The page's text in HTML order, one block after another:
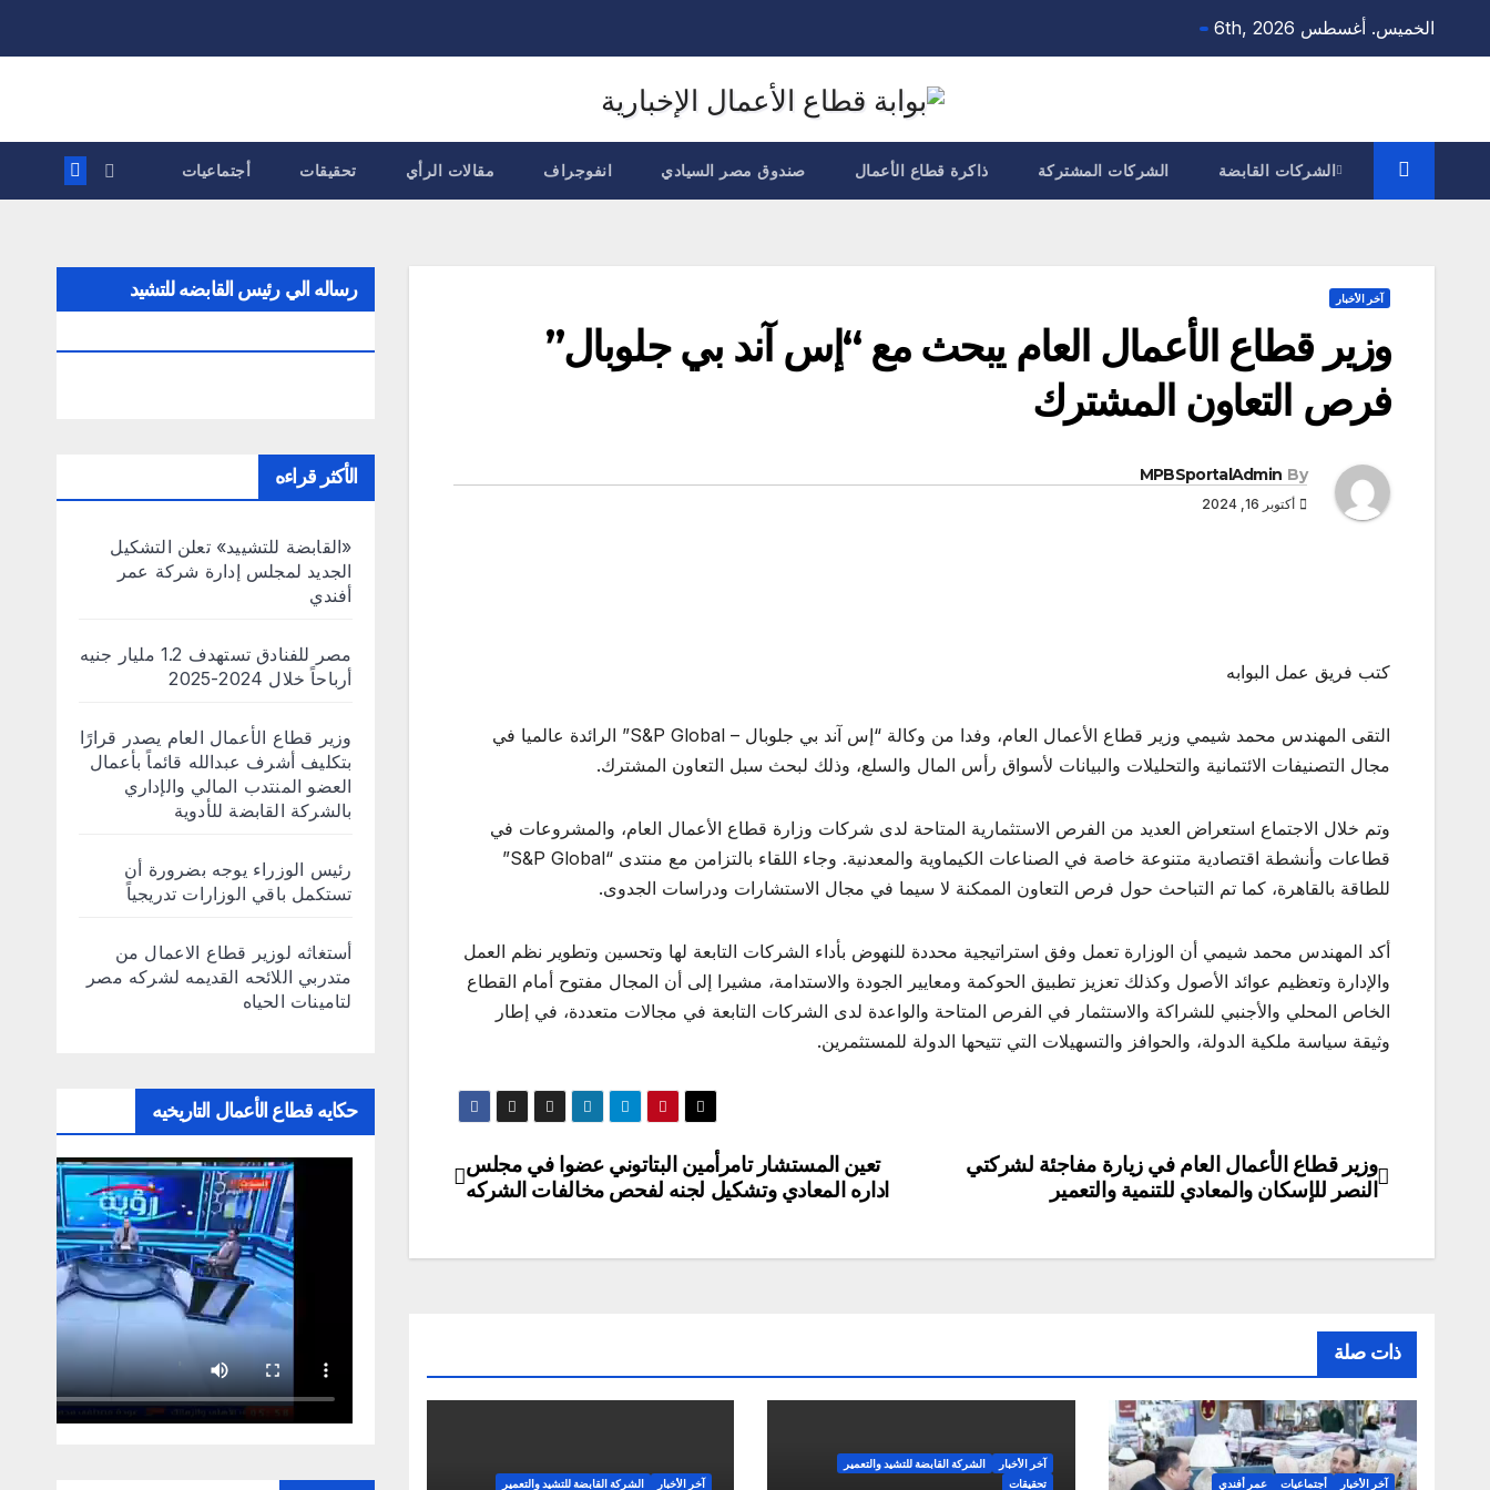
الخميس. أغسطس 6th, 2026
الشركات القابضة الشركات المشتركة ذاكرة قطاع الأعمال صندوق مصر السيادي انفوجراف مقالات الرأي تحقيقات أجتماعيات
آخر الأخبار
وزير قطاع الأعمال العام يبحث مع “إس آند بي جلوبال”
فرص التعاون المشترك
By
MPBSportalAdmin
أكتوبر 16, 2024
كتب فريق عمل البوابه
التقى المهندس محمد شيمي وزير قطاع الأعمال العام، وفدا من وكالة “إس آند بي جلوبال – S&P Global” الرائدة عالميا في
مجال التصنيفات الائتمانية والتحليلات والبيانات لأسواق رأس المال والسلع، وذلك لبحث سبل التعاون المشترك.
وتم خلال الاجتماع استعراض العديد من الفرص الاستثمارية المتاحة لدى شركات وزارة قطاع الأعمال العام، والمشروعات في
قطاعات وأنشطة اقتصادية متنوعة خاصة في الصناعات الكيماوية والمعدنية. وجاء اللقاء بالتزامن مع منتدى “S&P Global”
للطاقة بالقاهرة، كما تم التباحث حول فرص التعاون الممكنة لا سيما في مجال الاستشارات ودراسات الجدوى.
أكد المهندس محمد شيمي أن الوزارة تعمل وفق استراتيجية محددة للنهوض بأداء الشركات التابعة لها وتحسين وتطوير نظم العمل
والإدارة وتعظيم عوائد الأصول وكذلك تعزيز تطبيق الحوكمة ومعايير الجودة والاستدامة، مشيرا إلى أن المجال مفتوح أمام القطاع
الخاص المحلي والأجنبي للشراكة والاستثمار في الفرص المتاحة والواعدة لدى الشركات التابعة في مجالات متعددة، في إطار
وثيقة سياسة ملكية الدولة، والحوافز والتسهيلات التي تتيحها الدولة للمستثمرين.
تصفّح
تعين المستشار تامرأمين البتاتوني عضوا في مجلس
اداره المعادي وتشكيل لجنه لفحص مخالفات الشركه
وزير قطاع الأعمال العام في زيارة مفاجئة لشركتي
النصر للإسكان والمعادي للتنمية والتعمير
ذات صلة
آخر الأخبار أجتماعيات عمر أفندي
آخر الأخبار
الشركة القابضة للتشيد والتعمير
تحقيقات
آخر الأخبار الشركة القابضة للتشيد والتعمير
رساله الي رئيس القابضه للتشيد
الأكثر قراءه
«القابضة للتشييد» تعلن التشكيل
الجديد لمجلس إدارة شركة عمر
أفندي
مصر للفنادق تستهدف 1.2 مليار جنيه
أرباحاً خلال 2024-2025
وزير قطاع الأعمال العام يصدر قرارًا
بتكليف أشرف عبدالله قائماً بأعمال
العضو المنتدب المالي والإداري
بالشركة القابضة للأدوية
رئيس الوزراء يوجه بضرورة أن
تستكمل باقي الوزارات تدريجياً
أستغاثه لوزير قطاع الاعمال من
متدربي اللائحه القديمه لشركه مصر
لتامينات الحياه
حكايه قطاع الأعمال التاريخيه